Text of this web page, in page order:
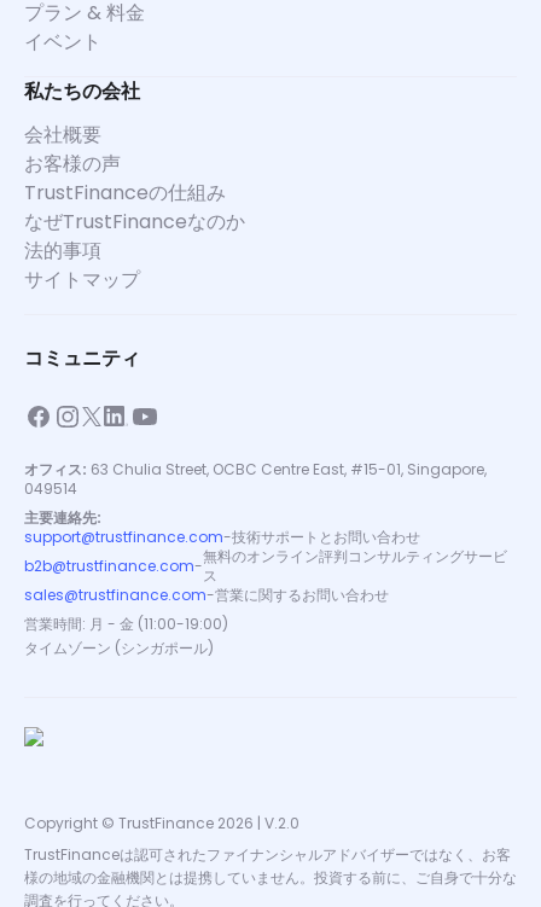
プラン & 料金
イベント
私たちの会社
会社概要
お客様の声
TrustFinanceの仕組み
なぜTrustFinanceなのか
法的事項
サイトマップ
コミュニティ
オフィス: 63 Chulia Street, OCBC Centre East, #15-01, Singapore,
049514
主要連絡先:
support@trustfinance.com-技術サポートとお問い合わせ
b2b@trustfinance.com-無料のオンライン評判コンサルティングサービ
ス
sales@trustfinance.com-営業に関するお問い合わせ
営業時間: 月 - 金 (11:00-19:00)
タイムゾーン (シンガポール)
Copyright © TrustFinance 2026 | V.2.0
TrustFinanceは認可されたファイナンシャルアドバイザーではなく、お客
様の地域の金融機関とは提携していません。投資する前に、ご自身で十分な
調査を行ってください。